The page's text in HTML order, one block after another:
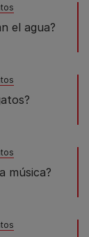
el agua?
música?